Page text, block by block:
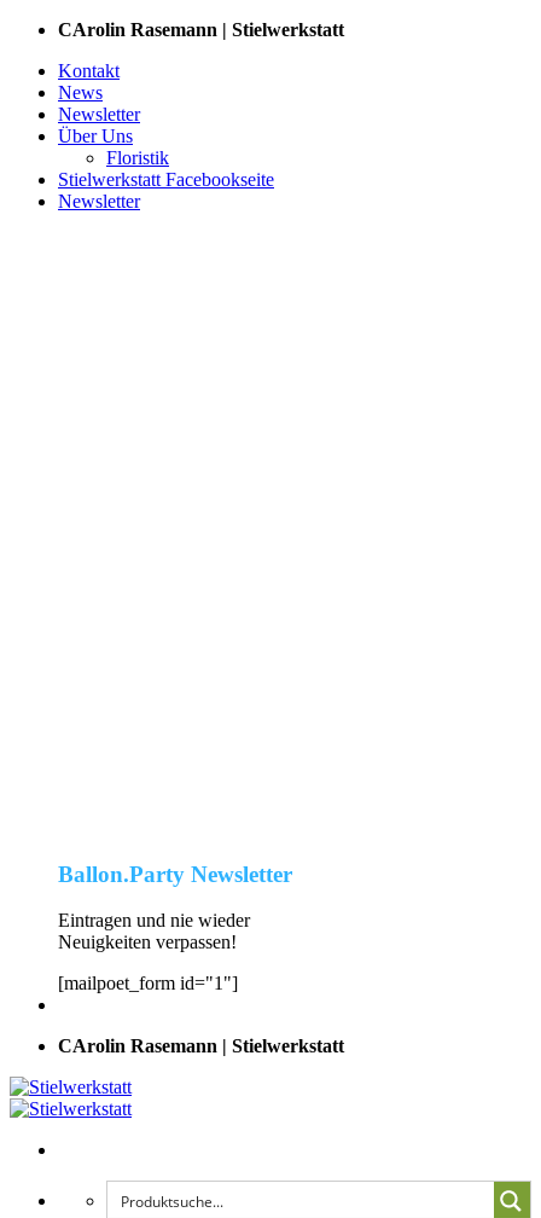
Zum
springen
CArolin Rasemann | Stielwerkstatt
Kontakt
News
Newsletter
Über Uns
Floristik
Stielwerkstatt Facebookseite
Newsletter
Ballon.Party Newsletter
Eintragen und nie wieder
Neuigkeiten verpassen!
[mailpoet_form id="1"]
CArolin Rasemann | Stielwerkstatt